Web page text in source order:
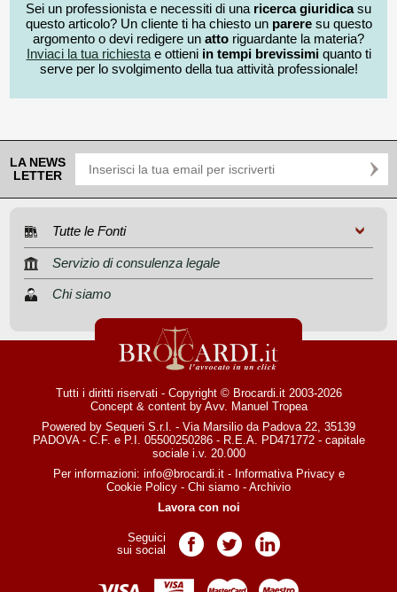
Sei un professionista e necessiti di una ricerca giuridicasu
questo articolo? Un cliente ti ha chiesto un pareresu questo
argomento o devi redigere un atto riguardante la materia?
Inviaci la tua richiestae ottieni in tempi brevissimiquanto ti
serve per lo svolgimento della tua attività professionale!
LA NEWS
LETTER
Tutte le Fonti
Servizio di consulenza legale
Chi siamo
Tutti i diritti riservati - Copyright © Brocardi.it 2003-2026
Concept & content by Avv. Manuel Tropea
Powered by Sequeri S.r.l. - Via Marsilio da Padova 22, 35139
PADOVA - C.F. e P.I. 05500250286 - R.E.A. PD471772 - capitale
sociale i.v. 20.000
Per informazioni: info@brocardi.it- Informativa Privacye
Cookie Policy - Chi siamo - Archivio
Lavora con noi
Seguici
sui social
Pagina Facebook
Pagina TwitterPagina LinkedIn